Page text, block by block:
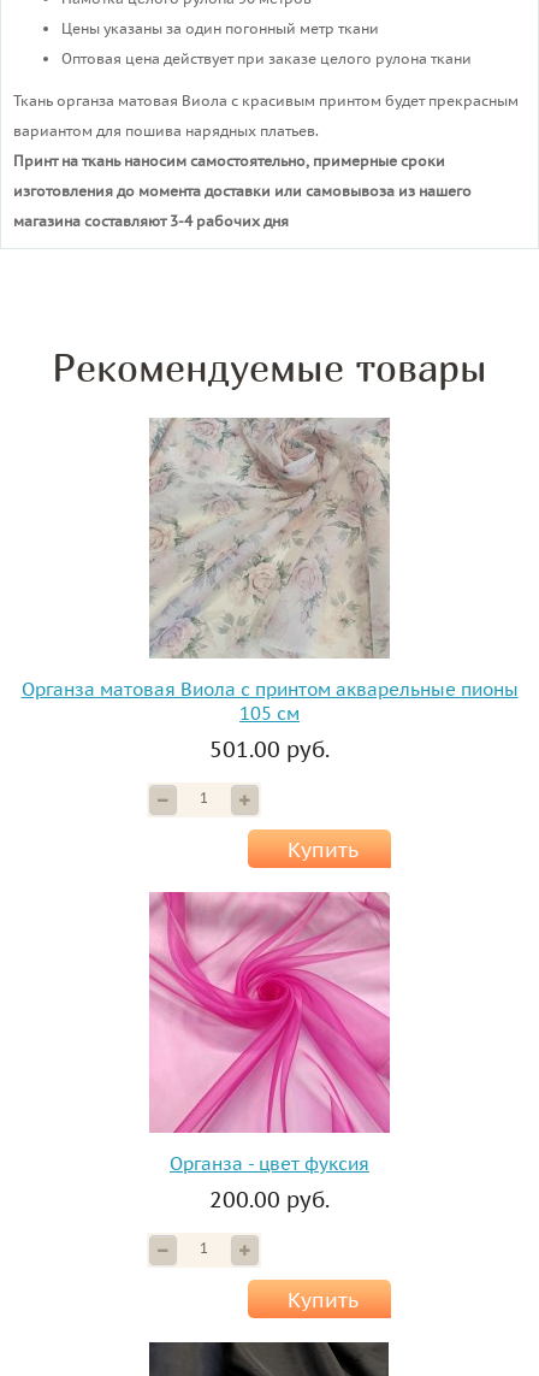
Цены указаны за один погонный метр ткани
Оптовая цена действует при заказе целого рулона ткани
Ткань органза матовая Виола с красивым принтом будет прекрасным
вариантом для пошива нарядных платьев.
Принт на ткань наносим самостоятельно, примерные сроки
изготовления до момента доставки или самовывоза из нашего
магазина составляют 3-4 рабочих дня
Рекомендуемые товары
Органза матовая Виола с принтом акварельные пионы
105 см
501.00 руб.
Купить
Органза - цвет фуксия
200.00 руб.
Купить